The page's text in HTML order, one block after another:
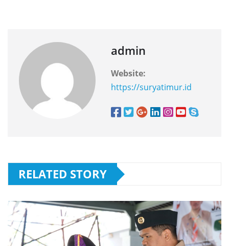
admin
Website:
https://suryatimur.id
RELATED STORY